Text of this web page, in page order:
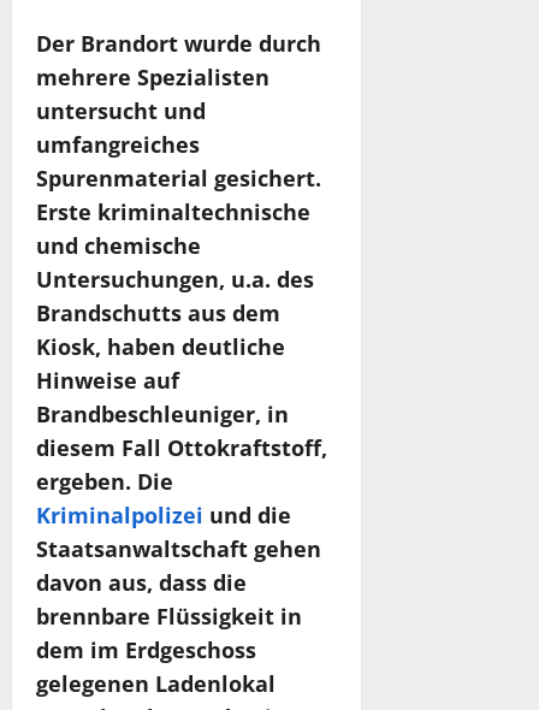
Der Brandort wurde durch
mehrere Spezialisten
untersucht und
umfangreiches
Spurenmaterial gesichert.
Erste kriminaltechnische
und chemische
Untersuchungen, u.a. des
Brandschutts aus dem
Kiosk, haben deutliche
Hinweise auf
Brandbeschleuniger, in
diesem Fall Ottokraftstoff,
ergeben. Die
Kriminalpolizei und die
Staatsanwaltschaft gehen
davon aus, dass die
brennbare Flüssigkeit in
dem im Erdgeschoss
gelegenen Ladenlokal